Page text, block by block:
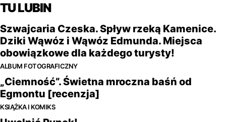
TU LUBIN
Szwajcaria Czeska. Spływ rzeką Kamenice.
Dziki Wąwóz i Wąwóz Edmunda. Miejsca
obowiązkowe dla każdego turysty!
ALBUM FOTOGRAFICZNY
„Ciemność”. Świetna mroczna baśń od
Egmontu [recenzja]
KSIĄŻKA I KOMIKS